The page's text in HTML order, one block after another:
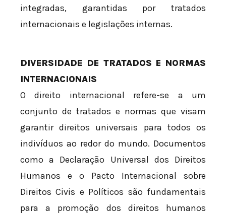
integradas, garantidas por tratados
internacionais e legislações internas.
DIVERSIDADE DE TRATADOS E NORMAS
INTERNACIONAIS
O direito internacional refere-se a um
conjunto de tratados e normas que visam
garantir direitos universais para todos os
indivíduos ao redor do mundo. Documentos
como a Declaração Universal dos Direitos
Humanos e o Pacto Internacional sobre
Direitos Civis e Políticos são fundamentais
para a promoção dos direitos humanos